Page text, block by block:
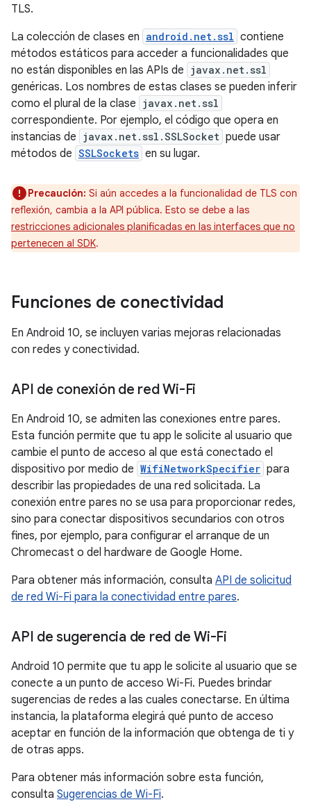
TLS.
La colección de clases en android.net.ssl contiene
métodos estáticos para acceder a funcionalidades que
no están disponibles en las APIs de javax.net.ssl
genéricas. Los nombres de estas clases se pueden inferir
como el plural de la clase javax.net.ssl
correspondiente. Por ejemplo, el código que opera en
instancias de javax.net.ssl.SSLSocket puede usar
métodos de SSLSockets en su lugar.
Precaución: Si aún accedes a la funcionalidad de TLS con
reflexión, cambia a la API pública. Esto se debe a las
restricciones adicionales planificadas en las interfaces que no
pertenecen al SDK.
Funciones de conectividad
En Android 10, se incluyen varias mejoras relacionadas
con redes y conectividad.
API de conexión de red Wi-Fi
En Android 10, se admiten las conexiones entre pares.
Esta función permite que tu app le solicite al usuario que
cambie el punto de acceso al que está conectado el
dispositivo por medio de WifiNetworkSpecifier para
describir las propiedades de una red solicitada. La
conexión entre pares no se usa para proporcionar redes,
sino para conectar dispositivos secundarios con otros
fines, por ejemplo, para configurar el arranque de un
Chromecast o del hardware de Google Home.
Para obtener más información, consulta API de solicitud
de red Wi-Fi para la conectividad entre pares.
API de sugerencia de red de Wi-Fi
Android 10 permite que tu app le solicite al usuario que se
conecte a un punto de acceso Wi-Fi. Puedes brindar
sugerencias de redes a las cuales conectarse. En última
instancia, la plataforma elegirá qué punto de acceso
aceptar en función de la información que obtenga de ti y
de otras apps.
Para obtener más información sobre esta función,
consulta Sugerencias de Wi-Fi.